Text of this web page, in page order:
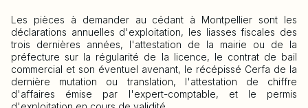
Les pièces à demander au cédant à Montpellier sont les
déclarations annuelles d'exploitation, les liasses fiscales des
trois dernières années, l'attestation de la mairie ou de la
préfecture sur la régularité de la licence, le contrat de bail
commercial et son éventuel avenant, le récépissé Cerfa de la
dernière mutation ou translation, l'attestation de chiffre
d'affaires émise par l'expert-comptable, et le permis